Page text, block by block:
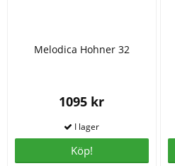
Melodica Hohner 32
1095 kr
Köp!